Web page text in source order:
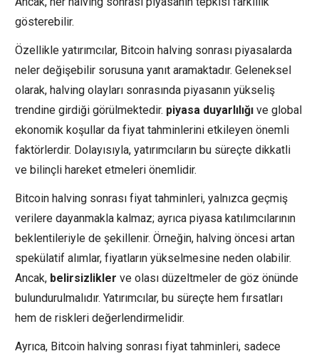
gösterebilir.
Özellikle yatırımcılar, Bitcoin halving sonrası piyasalarda
neler değişebilir sorusuna yanıt aramaktadır. Geleneksel
olarak, halving olayları sonrasında piyasanın yükseliş
trendine girdiği görülmektedir. piyasa duyarlılığı ve global
ekonomik koşullar da fiyat tahminlerini etkileyen önemli
faktörlerdir. Dolayısıyla, yatırımcıların bu süreçte dikkatli
ve bilinçli hareket etmeleri önemlidir.
Bitcoin halving sonrası fiyat tahminleri, yalnızca geçmiş
verilere dayanmakla kalmaz; ayrıca piyasa katılımcılarının
beklentileriyle de şekillenir. Örneğin, halving öncesi artan
spekülatif alımlar, fiyatların yükselmesine neden olabilir.
Ancak, belirsizlikler ve olası düzeltmeler de göz önünde
bulundurulmalıdır. Yatırımcılar, bu süreçte hem fırsatları
hem de riskleri değerlendirmelidir.
Ayrıca, Bitcoin halving sonrası fiyat tahminleri, sadece